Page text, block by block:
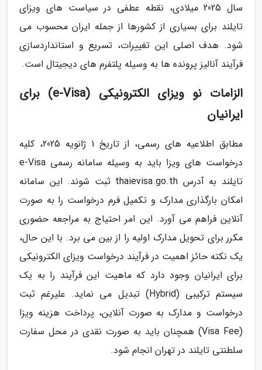
سال 2025 میلادی، نقطه عطفی در سیاست های ویزای
تایلند برای بسیاری از کشورها از جمله ایران محسوب می
شود. هدف اصلی این تغییرات، تسریع و استانداردسازی
فرآیند آنالیز پرونده ها به وسیله پلتفرم های دیجیتال است.
الزامات نو ویزای الکترونیکی (e-Visa) برای
ایرانیان
مطابق اطلاعیه های رسمی، از تاریخ 1 ژانویه 2025، کلیه
درخواست های ویزا باید به وسیله سامانه رسمی e-Visa
تایلند به آدرس thaievisa.go.th ثبت شوند. این سامانه
امکان بارگذاری مدارک و تکمیل فرم درخواست را به صورت
آنلاین فراهم می آورد. این امر احتیاج به مراجعه حضوری
مکرر برای تحویل مدارک اولیه را از بین می برد. با این حال،
یک نکته حائز اهمیت در فرآیند درخواست ویزای الکترونیکی
برای ایرانیان وجود دارد که ماهیت این فرآیند را به یک
سیستم ترکیبی (Hybrid) تبدیل می نماید. علیرغم ثبت
درخواست و مدارک به صورت آنلاین، پرداخت هزینه ویزا
(Visa Fee) همچنان باید به صورت نقدی در محل سفارت
سلطنتی تایلند در تهران انجام شود.